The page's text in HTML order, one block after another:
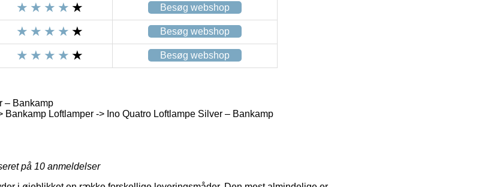
Besøg webshop
Besøg webshop
Besøg webshop
– Bankamp
Bankamp Loftlamper -> Ino Quatro Loftlampe Silver – Bankamp
på 10 anmeldelser